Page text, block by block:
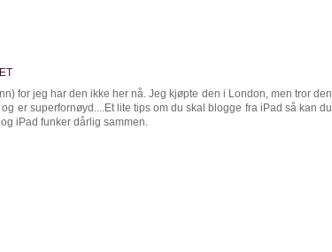
for jeg har den ikke her nå. Jeg kjøpte den i London, men tror den
er superfornøyd....Et lite tips om du skal blogge fra iPad så kan du
iPad funker dårlig sammen.